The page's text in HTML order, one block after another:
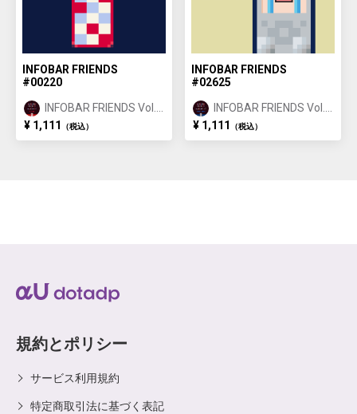
INFOBAR FRIENDS
#00220
INFOBAR FRIENDS Vol.1
NISHIKIGOI ①
¥ 1,111 （税込）
INFOBAR FRIENDS
#02625
INFOBAR FRIENDS Vol.1
BUILDING ②
¥ 1,111 （税込）
規約とポリシー
サービス利用規約
特定商取引法に基づく表記